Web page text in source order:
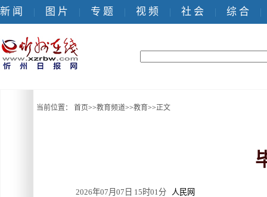
新 闻 | 图 片 | 专 题 | 视 频 | 社 会 | 综 合 |
当前位置： 首页>>教育频道>>教育>>正文
2026年07月07日 15时01分 人民网